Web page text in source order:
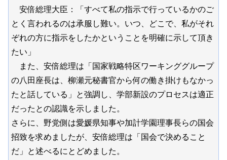
安倍総理大臣：「すべて私の指示で行っているかのご
とく言われるのは承服し難い。いつ、どこで、私がそれ
ぞれの方に指示をしたかということを明確に示して頂き
たい」
また、安倍総理は「国家戦略特区ワーキンググループ
の八田座長は、柳瀬元秘書官から何の働き掛けもなかっ
たと話している」と強調し、学部新設のプロセスは適正
だったとの認識を示しました。
さらに、野党側は愛媛県知事や加計学園理事長らの国会
招致を求めましたが、安倍総理は「国会で決めること
だ」と述べるにとどめました。